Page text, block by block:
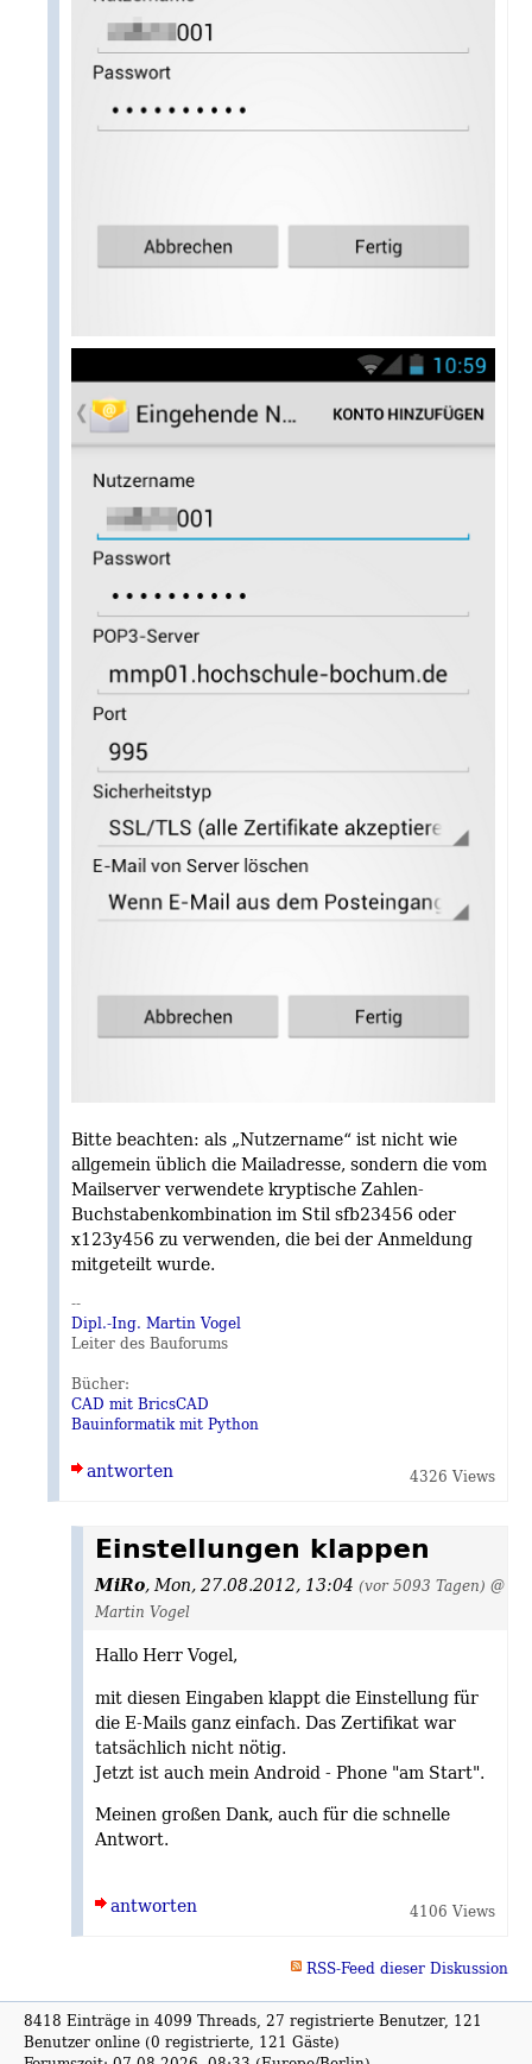
Bitte beachten: als „Nutzername“ ist nicht wie
allgemein üblich die Mailadresse, sondern die vom
Mailserver verwendete kryptische Zahlen-
Buchstabenkombination im Stil sfb23456 oder
x123y456 zu verwenden, die bei der Anmeldung
mitgeteilt wurde.
--
Dipl.-Ing. Martin Vogel
Leiter des Bauforums
Bücher:
CAD mit BricsCAD
Bauinformatik mit Python
antworten 4326 Views
Einstellungen klappen
MiRo,Mon, 27.08.2012, 13:04 (vor 5093 Tagen) @
Martin Vogel
Hallo Herr Vogel,
mit diesen Eingaben klappt die Einstellung für
die E-Mails ganz einfach. Das Zertifikat war
tatsächlich nicht nötig.
Jetzt ist auch mein Android - Phone "am Start".
Meinen großen Dank, auch für die schnelle
Antwort.
antworten 4106 Views
RSS-Feed dieser Diskussion
8418 Einträge in 4099 Threads, 27 registrierte Benutzer, 121
Benutzer online (0 registrierte, 121 Gäste)